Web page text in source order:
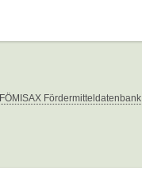
FÖMISAX Fördermitteldatenbank